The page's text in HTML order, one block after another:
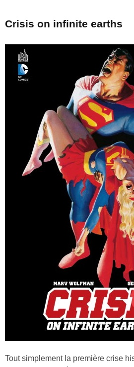
Crisis on infinite earths
Tout simplement la première crise